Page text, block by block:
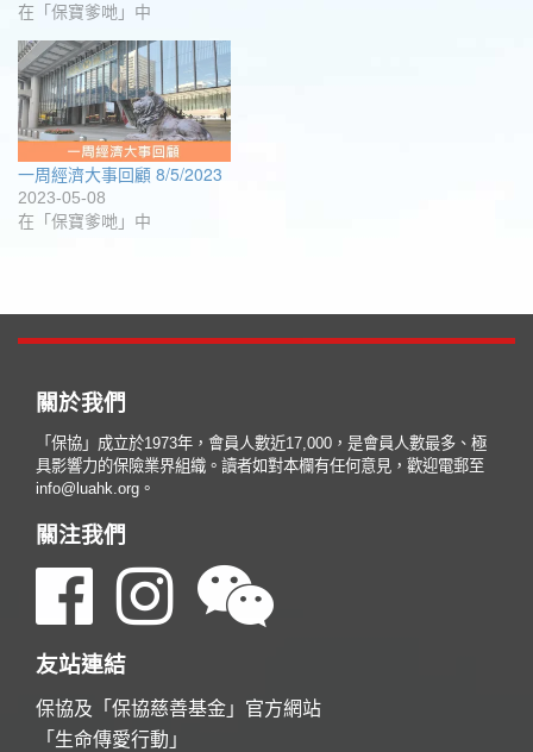
在「保寶爹哋」中
一周經濟大事回顧 8/5/2023
2023-05-08
在「保寶爹哋」中
關於我們
「保協」成立於1973年，會員人數近17,000，是會員人數最多、極
具影響力的保險業界組織。讀者如對本欄有任何意見，歡迎電郵至
info@luahk.org。
關注我們
友站連結
保協及「保協慈善基金」官方網站
「生命傳愛行動」